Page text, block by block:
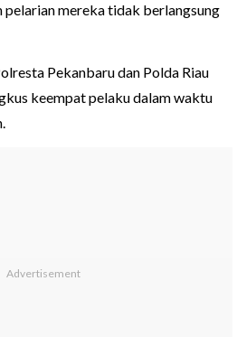
pelarian mereka tidak berlangsung
Pekanbaru dan Polda Riau
keempat pelaku dalam waktu